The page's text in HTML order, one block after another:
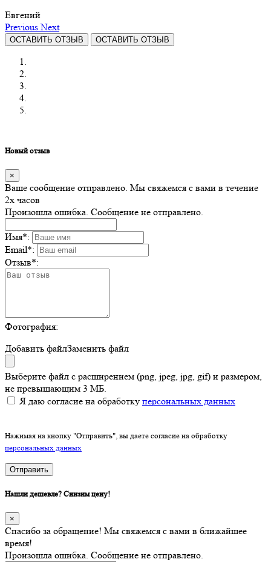
Евгений
Previous Next
ОСТАВИТЬ ОТЗЫВ ОСТАВИТЬ ОТЗЫВ
Новый отзыв
×
Ваше сообщение отправлено. Мы свяжемся с вами в течение
2х часов
Произошла ошибка. Сообщение не отправлено.
Имя*:
Email*:
Отзыв*:
Фотография:
Добавить файлЗаменить файл
Выберите файл с расширением (png, jpeg, jpg, gif) и размером,
не превышающим 3 МБ.
Я даю согласие на обработку персональных данных
Нажимая на кнопку "Отправить", вы даете согласие на обработку
персональных данных
Отправить
Нашли дешевле? Снизим цену!
×
Спасибо за обращение! Мы свяжемся с вами в ближайшее
время!
Произошла ошибка. Сообщение не отправлено.